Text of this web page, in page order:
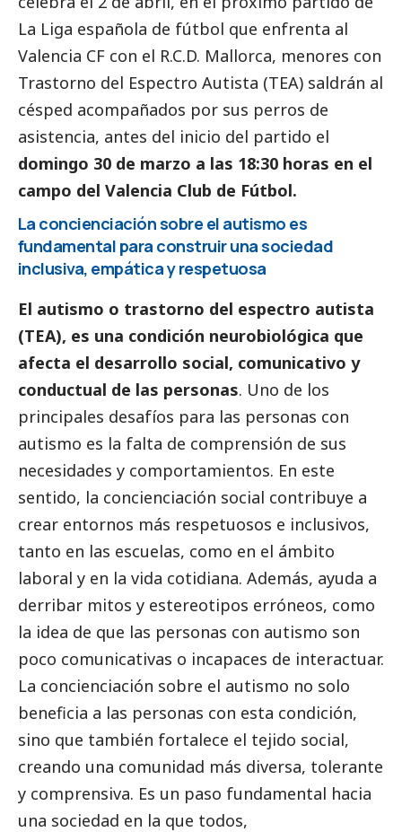
La Liga española de fútbol que enfrenta al
Valencia CF con el R.C.D. Mallorca, menores con
Trastorno del Espectro Autista (TEA) saldrán al
césped acompañados por sus perros de
asistencia, antes del inicio del partido el
domingo 30 de marzo a las 18:30 horas en el
campo del Valencia Club de Fútbol.
La concienciación sobre el autismo es
fundamental para construir una sociedad
inclusiva, empática y respetuosa
El autismo o trastorno del espectro autista
(TEA), es una condición neurobiológica que
afecta el desarrollo social, comunicativo y
conductual de las personas. Uno de los
principales desafíos para las personas con
autismo es la falta de comprensión de sus
necesidades y comportamientos. En este
sentido, la concienciación social contribuye a
crear entornos más respetuosos e inclusivos,
tanto en las escuelas, como en el ámbito
laboral y en la vida cotidiana. Además, ayuda a
derribar mitos y estereotipos erróneos, como
la idea de que las personas con autismo son
poco comunicativas o incapaces de interactuar.
La concienciación sobre el autismo no solo
beneficia a las personas con esta condición,
sino que también fortalece el tejido social,
creando una comunidad más diversa, tolerante
y comprensiva. Es un paso fundamental hacia
una sociedad en la que todos,